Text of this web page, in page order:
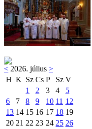
< 2026. július >
H K Sz Cs P Sz V
1
2 3 4
5
6
7 8 9 10 11 12
13 14 15 16 17 18 19
20 21 22 23 24 25 26